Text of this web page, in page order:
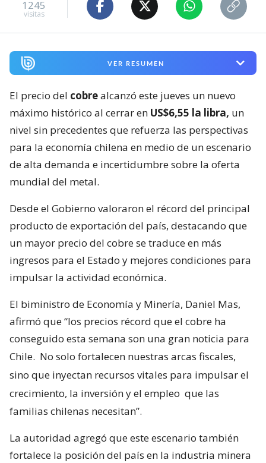
1245
visitas
VER RESUMEN
El precio del cobrealcanzó este jueves un nuevo
máximo histórico al cerrar en US$6,55 la libra, un
nivel sin precedentes que refuerza las perspectivas
para la economía chilena en medio de un escenario
de alta demanda e incertidumbre sobre la oferta
mundial del metal.
Desde el Gobierno valoraron el récord del principal
producto de exportación del país, destacando que
un mayor precio del cobre se traduce en más
ingresos para el Estado y mejores condiciones para
impulsar la actividad económica.
El biministro de Economía y Minería, Daniel Mas,
afirmó que “los precios récord que el cobre ha
conseguido esta semana son una gran noticia para
Chile. No solo fortalecen nuestras arcas fiscales,
sino que inyectan recursos vitales para impulsar el
crecimiento, la inversión y el empleo que las
familias chilenas necesitan”.
La autoridad agregó que este escenario también
fortalece la posición del país en la industria minera